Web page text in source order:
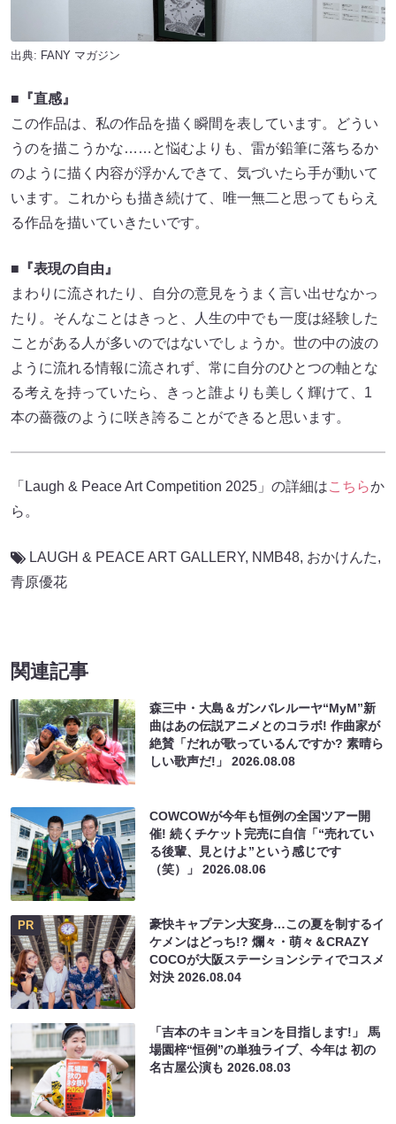
出典: FANY マガジン
■『直感』
この作品は、私の作品を描く瞬間を表しています。どうい
うのを描こうかな……と悩むよりも、雷が鉛筆に落ちるか
のように描く内容が浮かんできて、気づいたら手が動いて
います。これからも描き続けて、唯一無二と思ってもらえ
る作品を描いていきたいです。
■『表現の自由』
まわりに流されたり、自分の意見をうまく言い出せなかっ
たり。そんなことはきっと、人生の中でも一度は経験した
ことがある人が多いのではないでしょうか。世の中の波の
ように流れる情報に流されず、常に自分のひとつの軸とな
る考えを持っていたら、きっと誰よりも美しく輝けて、1
本の薔薇のように咲き誇ることができると思います。
「Laugh & Peace Art Competition 2025」の詳細はこちらか
ら。
LAUGH & PEACE ART GALLERY, NMB48, おかけんた,
青原優花
関連記事
森三中・大島＆ガンバレルーヤ“MyM”新
曲はあの伝説アニメとのコラボ! 作曲家が
絶賛「だれが歌っているんですか? 素晴ら
しい歌声だ!」2026.08.08
COWCOWが今年も恒例の全国ツアー開
催! 続くチケット完売に自信「“売れてい
る後輩、見とけよ”という感じです
（笑）」2026.08.06
PR
豪快キャプテン大変身…この夏を制するイ
ケメンはどっち!? 爛々・萌々＆CRAZY
COCOが大阪ステーションシティでコスメ
対決2026.08.04
「吉本のキョンキョンを目指します!」 馬
場園梓“恒例”の単独ライブ、今年は 初の
名古屋公演も2026.08.03